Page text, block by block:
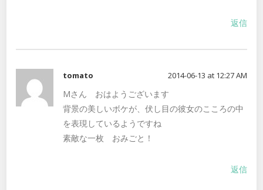
返信
tomato 2014-06-13 at 12:27 AM
Mさん おはようございます
背景の美しいボケが、伏し目の彼女のこころの中
を表現しているようですね
素敵な一枚 おみごと！
返信